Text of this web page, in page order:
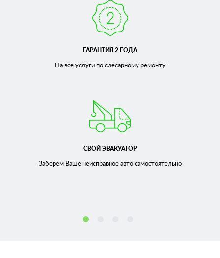
ГАРАНТИЯ 2 ГОДА
На все услуги по слесарномуремонту
СВОЙ ЭВАКУАТОР
Заберем Ваше неисправноеавто самостоятельно